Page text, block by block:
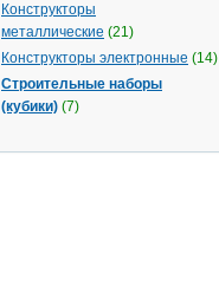
Конструкторы
металлические (21)
Конструкторы электронные (14)
Строительные наборы
(кубики) (7)